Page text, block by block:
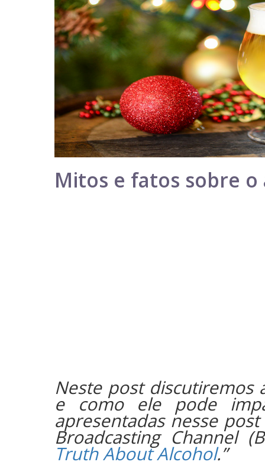
Mitos e fatos sobre o
Neste post discutiremos
e como ele pode
apresentadas nesse
Broadcasting Channel
Truth About Alcohol.”